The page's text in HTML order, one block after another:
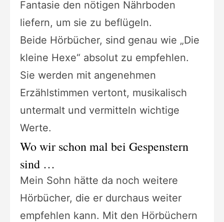
Fantasie den nötigen Nährboden
liefern, um sie zu beflügeln.
Beide Hörbücher, sind genau wie „Die
kleine Hexe“ absolut zu empfehlen.
Sie werden mit angenehmen
Erzählstimmen vertont, musikalisch
untermalt und vermitteln wichtige
Werte.
Wo wir schon mal bei Gespenstern
sind …
Mein Sohn hätte da noch weitere
Hörbücher, die er durchaus weiter
empfehlen kann. Mit den Hörbüchern